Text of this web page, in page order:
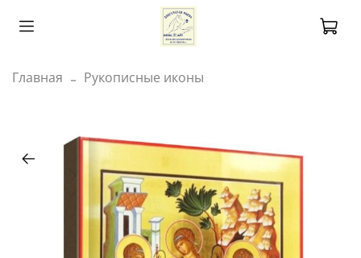
Главная Рукописные иконы